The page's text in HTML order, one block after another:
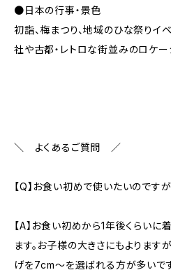
●日本の行事・景色
初詣、梅まつり、地域のひな祭りイ
社や古都・レトロな街並みのロケー
＼ よくあるご質問 ／
【Q】お食い初めで使いたいのです
【A】お食い初めから1年後くらい
ます。お子様の大きさにもよります
げを7cm～を選ばれる方が多いです